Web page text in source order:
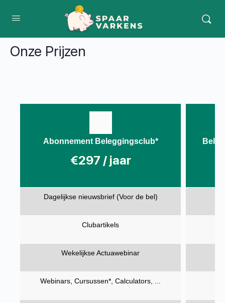
Onze Prijzen
Abonnement Beleggingsclub*
€297 / jaar
Dagelijkse nieuwsbrief (Voor de bel)
Clubartikels
Wekelijkse Actuawebinar
Webinars, Cursussen*, Calculators, ...